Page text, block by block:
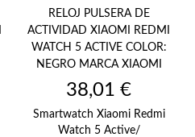
RELOJ PULSERA DE
ACTIVIDAD XIAOMI REDMI
WATCH 5 ACTIVE COLOR:
NEGRO MARCA XIAOMI
Precio
38,01 €
Smartwatch Xiaomi Redmi
Watch 5 Active/